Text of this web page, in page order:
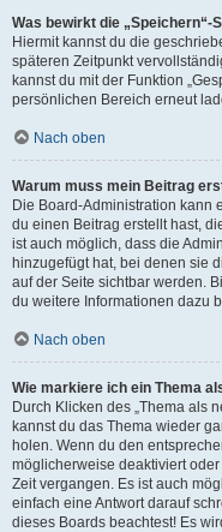
Was bewirkt die
Hiermit kannst du die
späteren Zeitpunkt
kannst du mit der Funktion
persönlichen Bereich erneut
Nach oben
Warum muss mein Beitrag
Die Board-Administration kann
du einen Beitrag erstellt hast,
ist auch möglich, dass die
hinzugefügt hat, bei denen sie
auf der Seite sichtbar werden.
du weitere Informationen dazu
Nach oben
Wie markiere ich ein Thema
Durch Klicken des „Thema als
kannst du das Thema wieder
holen. Wenn du den
möglicherweise deaktiviert
Zeit vergangen. Es ist auch
einfach eine Antwort darauf
dieses Boards beachtest! Es